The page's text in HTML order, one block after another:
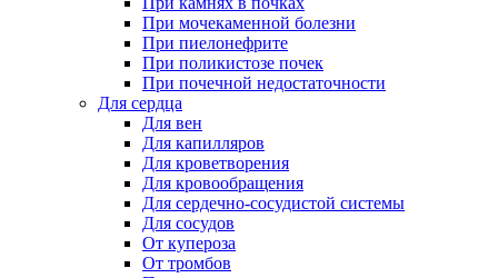
При мочекаменной болезни
При пиелонефрите
При поликистозе почек
При почечной недостаточности
Для сердца
Для вен
Для капилляров
Для кроветворения
Для кровообращения
Для сердечно-сосудистой системы
Для сосудов
От купероза
От тромбов